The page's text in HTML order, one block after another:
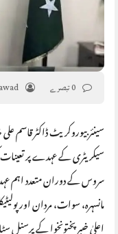
سینئر بیوروکریٹ ڈاکٹر قاسم
سیکریٹری کے عہدے پر
سروس کے دوران متعدد اہم
مانسہرہ، سوات، مردان اور
اعلیٰ خیبر پختونخوا کے پرسنل